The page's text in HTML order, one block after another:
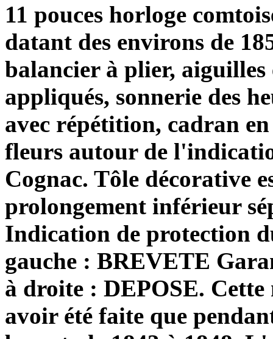
11 pouces horloge
datant des environs de
balancier à plier,
appliqués, sonnerie des
avec répétition, cadran
fleurs autour de
Cognac. Tôle décorative
prolongement inférieur
Indication de protection
gauche : BREVETE
à droite : DEPOSE.
avoir été faite que